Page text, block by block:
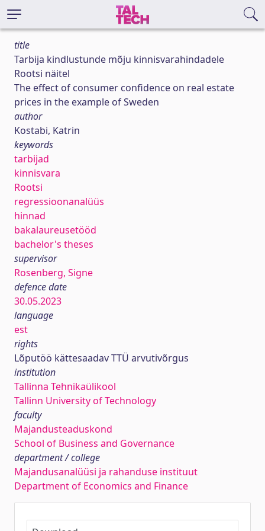
title
Tarbija kindlustunde mõju kinnisvarahindadele
Rootsi näitel
The effect of consumer confidence on real estate
prices in the example of Sweden
author
Kostabi, Katrin
keywords
tarbijad
kinnisvara
Rootsi
regressioonanalüüs
hinnad
bakalaureusetööd
bachelor's theses
supervisor
Rosenberg, Signe
defence date
30.05.2023
language
est
rights
Lõputöö kättesaadav TTÜ arvutivõrgus
institution
Tallinna Tehnikaülikool
Tallinn University of Technology
faculty
Majandusteaduskond
School of Business and Governance
department / college
Majandusanalüüsi ja rahanduse instituut
Department of Economics and Finance